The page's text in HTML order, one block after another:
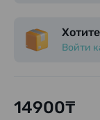
Войти
14900₸